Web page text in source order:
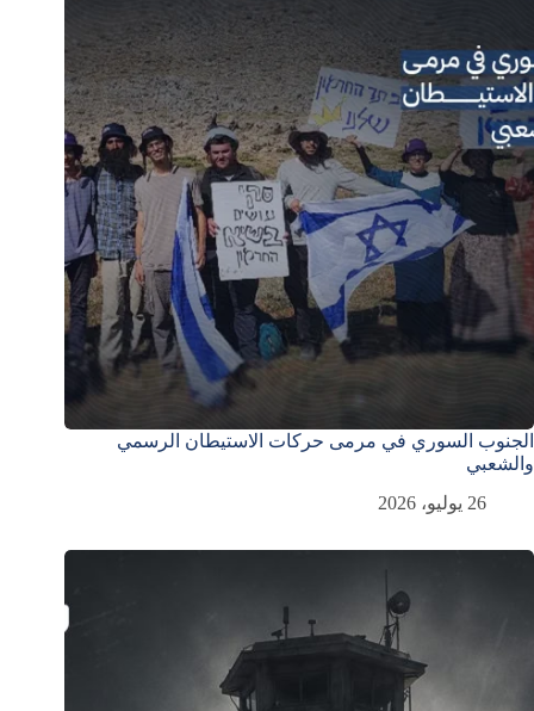
الجنوب السوري في مرمى حركات الاستيطان الرسمي
والشعبي
26 يوليو، 2026